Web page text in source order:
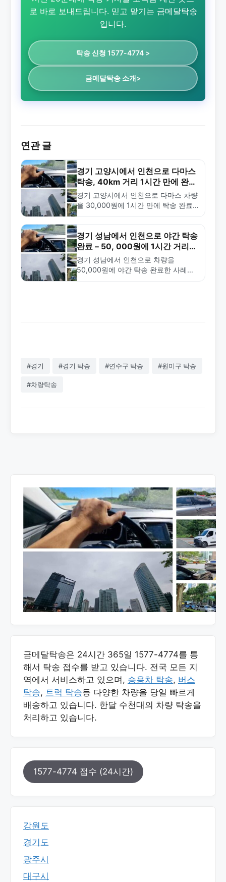
로 바로 보내드립니다. 믿고 맡기는 금메달탁송
입니다.
탁송 신청 1577-4774 >
금메달탁송 소개>
연관 글
경기 고양시에서 인천으로 다마스
탁송, 40km 거리 1시간 만에 완
료!
경기 고양시에서 인천으로 다마스 차량
을 30,000원에 1시간 만에 탁송 완료
경기 성남에서 인천으로 야간 탁송
완료 – 50, 000원에 1시간 거리
차량 이동
경기 성남에서 인천으로 차량을
50,000원에 야간 탁송 완료한 사례입
#경기 #경기 탁송 #연수구 탁송 #원미구 탁송
#차량탁송
금메달탁송은 24시간 365일 1577-4774를 통
해서 탁송 접수를 받고 있습니다. 전국 모든 지
역에서 서비스하고 있으며, 승용차 탁송, 버스
탁송, 트럭 탁송등 다양한 차량을 당일 빠르게
배송하고 있습니다. 한달 수천대의 차량 탁송을
처리하고 있습니다.
1577-4774 접수 (24시간)
강원도
경기도
광주시
대구시